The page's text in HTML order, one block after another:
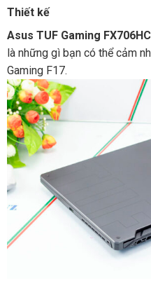
Thiết kế
Asus TUF Gaming FX706HC
là những gì bạn có thể cảm
Gaming F17.